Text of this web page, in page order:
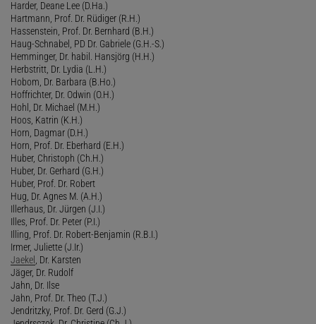
Harder, Deane Lee (D.Ha.)
Hartmann, Prof. Dr. Rüdiger (R.H.)
Hassenstein, Prof. Dr. Bernhard (B.H.)
Haug-Schnabel, PD Dr. Gabriele (G.H.-S.)
Hemminger, Dr. habil. Hansjörg (H.H.)
Herbstritt, Dr. Lydia (L.H.)
Hobom, Dr. Barbara (B.Ho.)
Hoffrichter, Dr. Odwin (O.H.)
Hohl, Dr. Michael (M.H.)
Hoos, Katrin (K.H.)
Horn, Dagmar (D.H.)
Horn, Prof. Dr. Eberhard (E.H.)
Huber, Christoph (Ch.H.)
Huber, Dr. Gerhard (G.H.)
Huber, Prof. Dr. Robert
Hug, Dr. Agnes M. (A.H.)
Illerhaus, Dr. Jürgen (J.I.)
Illes, Prof. Dr. Peter (P.I.)
Illing, Prof. Dr. Robert-Benjamin (R.B.I.)
Irmer, Juliette (J.Ir.)
Jaekel , Dr. Karsten
Jäger, Dr. Rudolf
Jahn, Dr. Ilse
Jahn, Prof. Dr. Theo (T.J.)
Jendritzky, Prof. Dr. Gerd (G.J.)